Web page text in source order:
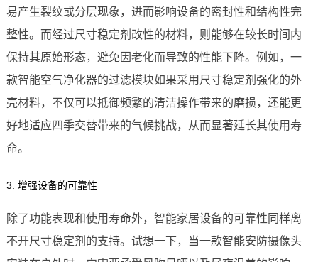
易产生裂纹或分层现象，进而影响设备的密封性和结构性完
整性。而经过尺寸稳定剂改性的材料，则能够在较长时间内
保持其原始形态，避免因老化而导致的性能下降。例如，一
款智能空气净化器的过滤模块如果采用尺寸稳定剂强化的外
壳材料，不仅可以抵御频繁的清洁操作带来的磨损，还能更
好地适应四季交替带来的气候挑战，从而显著延长其使用寿
命。
3. 增强设备的可靠性
除了功能表现和使用寿命外，智能家居设备的可靠性同样离
不开尺寸稳定剂的支持。试想一下，当一款智能安防摄像头